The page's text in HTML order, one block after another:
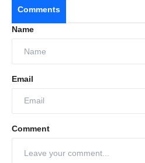
Comments
Name
Email
Comment